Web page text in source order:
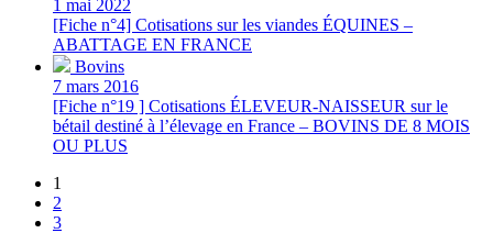
1 mai 2022
[Fiche n°4] Cotisations sur les viandes ÉQUINES –
ABATTAGE EN FRANCE
Bovins
7 mars 2016
[Fiche n°19 ] Cotisations ÉLEVEUR-NAISSEUR sur le
bétail destiné à l’élevage en France – BOVINS DE 8 MOIS
OU PLUS
1
2
3